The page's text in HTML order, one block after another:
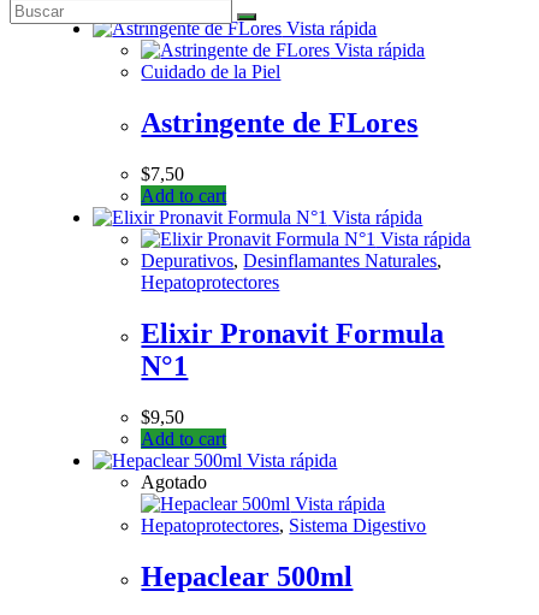
Vista rápida
Vista rápida
Cuidado de la Piel
Astringente de FLores
$7,50
Add to cart
Vista rápida
Vista rápida
Depurativos,Desinflamantes Naturales,
Hepatoprotectores
Elixir Pronavit Formula
N°1
$9,50
Add to cart
Vista rápida
Agotado
Vista rápida
Hepatoprotectores, Sistema Digestivo
Hepaclear 500ml